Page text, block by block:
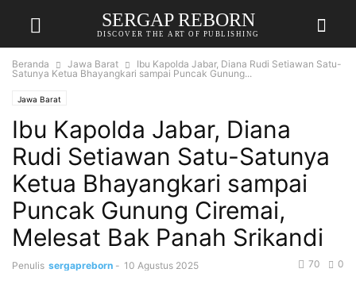
SERGAP REBORN
DISCOVER THE ART OF PUBLISHING
Beranda Jawa Barat
Ibu Kapolda Jabar, Diana Rudi Setiawan Satu-
Satunya Ketua Bhayangkari sampai Puncak Gunung...
Jawa Barat
Ibu Kapolda Jabar, Diana
Rudi Setiawan Satu-Satunya
Ketua Bhayangkari sampai
Puncak Gunung Ciremai,
Melesat Bak Panah Srikandi
Penulis sergapreborn - 10 Agustus 2025 0
70